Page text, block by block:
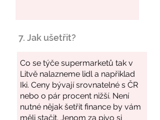
7. Jak ušetřit?